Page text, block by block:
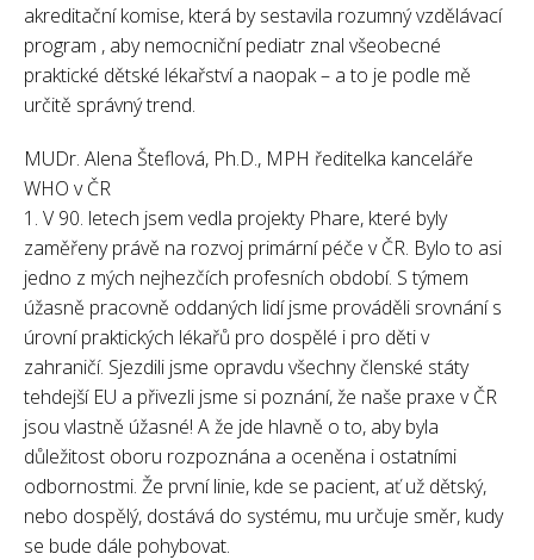
akreditační komise, která by sestavila rozumný vzdělávací
program , aby nemocniční pediatr znal všeobecné
praktické dětské lékařství a naopak – a to je podle mě
určitě správný trend.
MUDr. Alena Šteflová, Ph.D., MPH ředitelka kanceláře
WHO v ČR
1. V 90. letech jsem vedla projekty Phare, které byly
zaměřeny právě na rozvoj primární péče v ČR. Bylo to asi
jedno z mých nejhezčích profesních období. S týmem
úžasně pracovně oddaných lidí jsme prováděli srovnání s
úrovní praktických lékařů pro dospělé i pro děti v
zahraničí. Sjezdili jsme opravdu všechny členské státy
tehdejší EU a přivezli jsme si poznání, že naše praxe v ČR
jsou vlastně úžasné! A že jde hlavně o to, aby byla
důležitost oboru rozpoznána a oceněna i ostatními
odbornostmi. Že první linie, kde se pacient, ať už dětský,
nebo dospělý, dostává do systému, mu určuje směr, kudy
se bude dále pohybovat.